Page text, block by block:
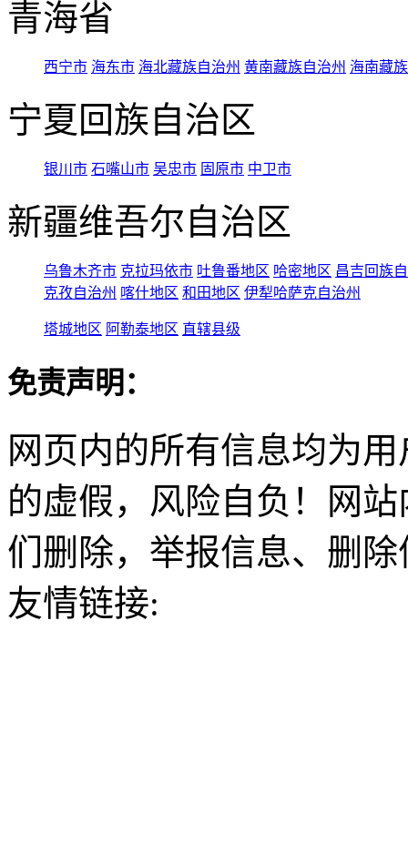
青海省
西宁市 海东市 海北藏族自治州 黄南藏族自治州 海南藏
宁夏回族自治区
银川市 石嘴山市 吴忠市 固原市 中卫市
新疆维吾尔自治区
乌鲁木齐市 克拉玛依市 吐鲁番地区 哈密地区 昌吉回族
克孜自治州 喀什地区 和田地区 伊犁哈萨克自治州
塔城地区 阿勒泰地区 直辖县级
免责声明：
网页内的所有信息均为
的虚假，风险自负！网
们删除，举报信息、删
友情链接: